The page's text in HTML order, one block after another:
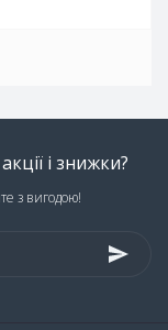
і знижки?
з вигодою!